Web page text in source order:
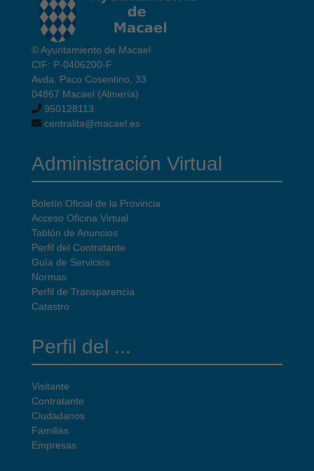
© Ayuntamiento de Macael
CIF: P-0406200-F
Avda. Paco Cosentino, 33
04867 Macael (Almería)
950128113
centralita@macael.es
Administración Virtual
Boletín Oficial de la Provincia
Acceso Oficina Virtual
Tablón de Anuncios
Perfil del Contratante
Guía de Servicios
Normas
Perfil de Transparencia
Catastro
Perfil del ...
Visitante
Contratante
Ciudadanos
Familias
Empresas